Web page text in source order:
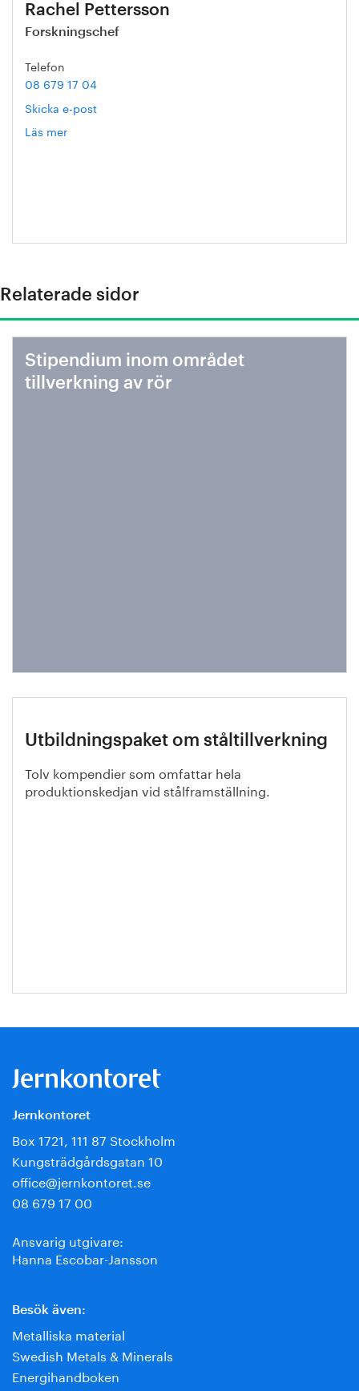
Rachel Pettersson
Forskningschef
Telefon
08 679 17 04
Skicka e-post
Läs mer
Relaterade sidor
Stipendium inom området
tillverkning av rör
Utbildningspaket om ståltillverkning
Tolv kompendier som omfattar hela
produktionskedjan vid stålframställning.
Jernkontoret
Box 1721, 111 87 Stockholm
Kungsträdgårdsgatan 10
office@jernkontoret.se
08 679 17 00
Ansvarig utgivare:
Hanna Escobar-Jansson
Besök även:
Metalliska material
Swedish Metals & Minerals
Energihandboken